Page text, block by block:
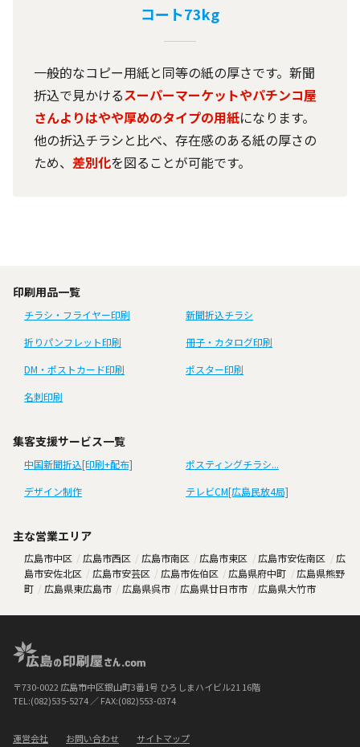
コート73kg
一般的なコピー用紙と同等の紙の厚さです。新聞
折込で見かけるスーパーマーケットやパチンコ屋
さんよりはやや厚めのタイプの用紙になります。
他の折込チラシと比べ、存在感のある紙の厚さの
ため、 差別化を図ることが可能です。
印刷用品一覧
チラシ・フライヤー印刷
新聞折込チラシ
折りパンフレット印刷
冊子・カタログ印刷
DM・ポストカード印刷
ポスター印刷
名刺印刷
集客支援サービス一覧
中国新聞折込[印刷+配布]
ポスティングチラシ...
デザイン制作
テレビCM[広島民放4局]
主な営業エリア
広島市中区 広島市西区 広島市南区 広島市東区 広島市安佐南区
広
島市安佐北区
広島市安芸区 広島市佐伯区 広島県府中町
広島県熊野
町
広島県東広島市 広島県呉市 広島県廿日市市 広島県大竹市
〒730-0022 広島市中区銀山町3番1号 ひろしまハイビル21 16階
TEL:(082)535-5274 ／ FAX:(082)553-0374
運営会社 お問い合わせ サイトマップ